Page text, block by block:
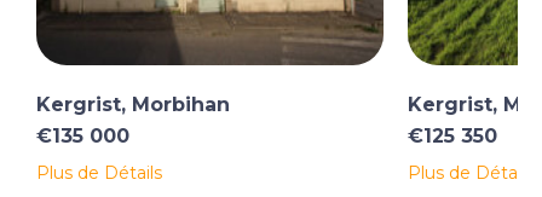
Kergrist, Morbihan
€135 000
Plus de Détails
Kergrist,
€125 350
Plus de Détails